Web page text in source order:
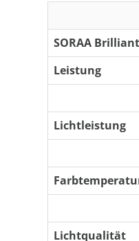
SORAA
Leistung
Lichtleistung
Lichtqualität